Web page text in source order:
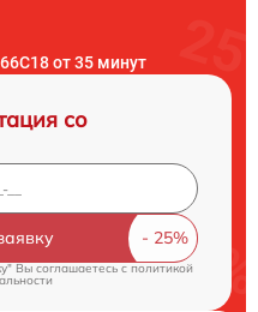
от 35 минут
со
Вы соглашаетесь c политикой